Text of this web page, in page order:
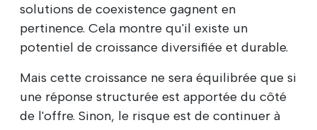
solutions de coexistence gagnent en
pertinence. Cela montre qu'il existe un
potentiel de croissance diversifiée et durable.
Mais cette croissance ne sera équilibrée que si
une réponse structurée est apportée du côté
de l'offre. Sinon, le risque est de continuer à